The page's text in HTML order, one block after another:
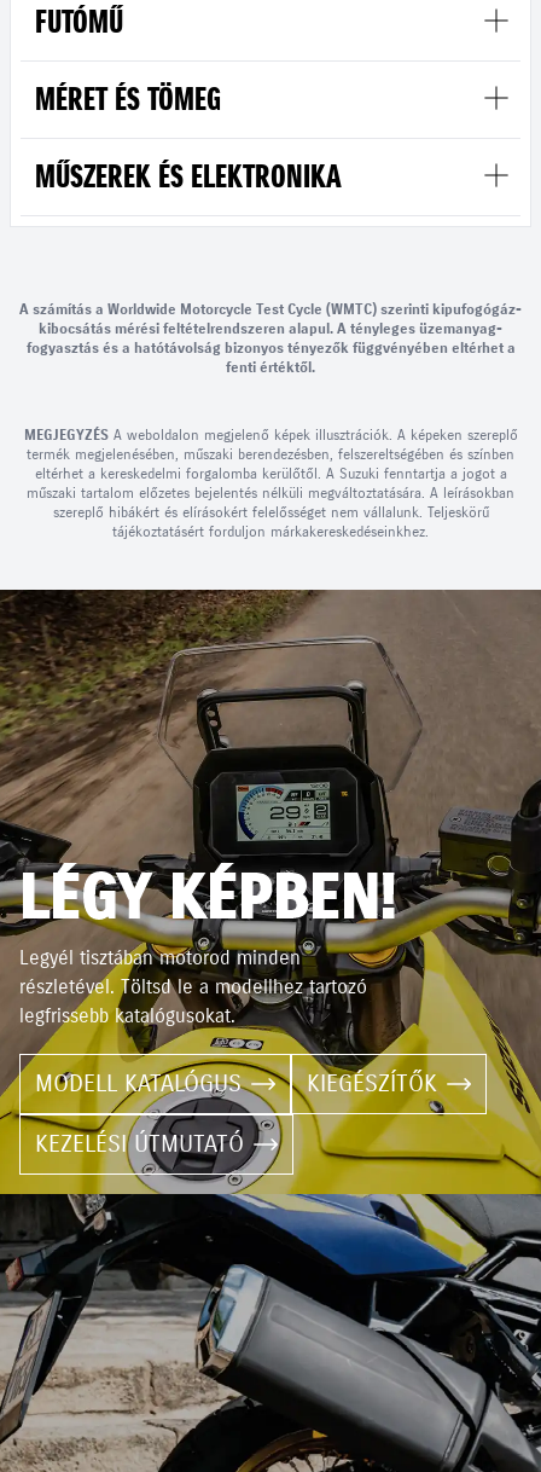
FUTÓMŰ
MÉRET ÉS TÖMEG
MŰSZEREK ÉS ELEKTRONIKA
A számítás a Worldwide Motorcycle Test Cycle (WMTC) szerinti kipufogógáz-
kibocsátás mérési feltételrendszeren alapul. A tényleges üzemanyag-
fogyasztás és a hatótávolság bizonyos tényezők függvényében eltérhet a
fenti értéktől.
MEGJEGYZÉSA weboldalon megjelenő képek illusztrációk. A képeken szereplő
termék megjelenésében, műszaki berendezésben, felszereltségében és színben
eltérhet a kereskedelmi forgalomba kerülőtől. A Suzuki fenntartja a jogot a
műszaki tartalom előzetes bejelentés nélküli megváltoztatására. A leírásokban
szereplő hibákért és elírásokért felelősséget nem vállalunk. Teljeskörű
tájékoztatásért forduljon márkakereskedéseinkhez.
LÉGY KÉPBEN!
Legyél tisztában motorod minden
részletével. Töltsd le a modellhez tartozó
legfrissebb katalógusokat.
MODELL KATALÓGUS
KIEGÉSZÍTŐK
KEZELÉSI ÚTMUTATÓ